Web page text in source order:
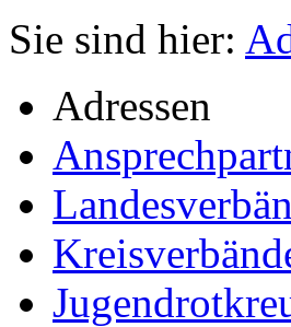
Sie sind hier:
Adressen